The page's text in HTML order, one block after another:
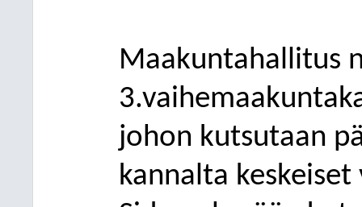
Maakuntahallitus
johon kutsutaan
kannalta